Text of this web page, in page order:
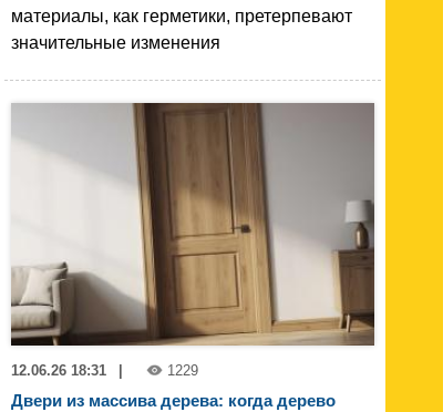
материалы, как герметики, претерпевают
значительные изменения
12.06.26 18:31 1229
Двери из массива дерева: когда дерево